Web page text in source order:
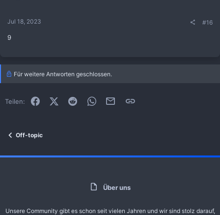
Jul 18, 2023 #16
9
Für weitere Antworten geschlossen.
Teilen: FacebookX (Twitter)
Reddit WhatsApp
E-Mail
Off-topic
Über uns
Unsere Community gibt es schon seit vielen Jahren und wir sind stolz darauf,